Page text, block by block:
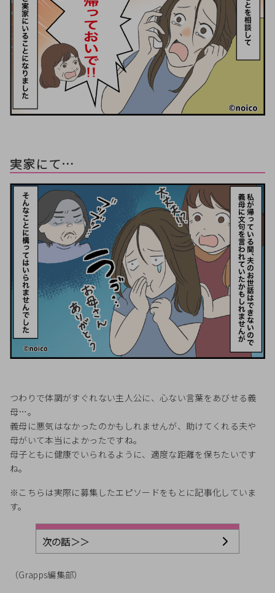
実家にて…
つわりで体調がすぐれない主人公に、心ない言葉をあびせる義
母…。
義母に悪気はなかったのかもしれませんが、助けてくれる夫や
母がいて本当によかったですね。
母子ともに健康でいられるように、適度な距離を保ちたいです
ね。
※こちらは実際に募集したエピソードをもとに記事化していま
す。
次の話＞＞
（Grapps編集部）